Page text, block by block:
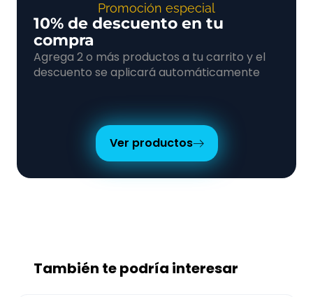
Promoción especial
10% de descuento en tu
compra
Agrega 2 o más productos a tu carrito y el
descuento se aplicará automáticamente
Ver productos
También te podría interesar